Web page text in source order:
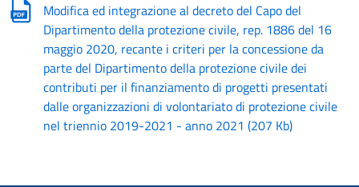
Modifica ed integrazione al decreto del Capo del
Dipartimento della protezione civile, rep. 1886 del 16
maggio 2020, recante i criteri per la concessione da
parte del Dipartimento della protezione civile dei
contributi per il finanziamento di progetti presentati
dalle organizzazioni di volontariato di protezione civile
nel triennio 2019-2021 - anno 2021 (207 Kb)